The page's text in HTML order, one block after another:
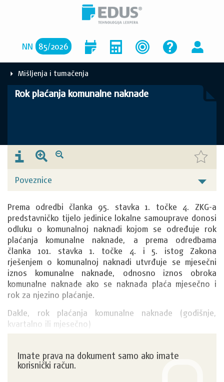
NN 85/2026
Mišljenja i tumačenja
Rok plaćanja komunalne naknade
Poveznice
Prema odredbi članka 95. stavka 1. točke 4. ZKG-a
predstavničko tijelo jedinice lokalne samouprave donosi
odluku o komunalnoj naknadi kojom se određuje rok
plaćanja komunalne naknade, a prema odredbama
članka 101. stavka 1. točke 4. i 5. istog Zakona
rješenjem o komunalnoj naknadi utvrđuje se mjesečni
iznos komunalne naknade, odnosno iznos obroka
komunalne naknade ako se naknada plaća mjesečno i
rok za njezino plaćanje.
Dakle, rok plaćanja komunalne naknade (godišnje,
kvartalno ili mjesečno)
Imate prava na dokument samo ako imate
korisnički račun.